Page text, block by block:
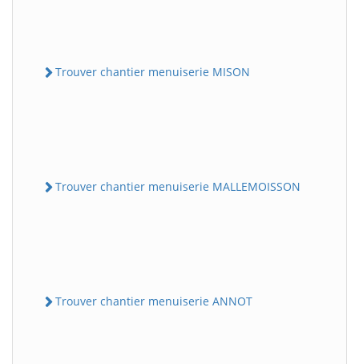
Trouver chantier menuiserie MISON
Trouver chantier menuiserie MALLEMOISSON
Trouver chantier menuiserie ANNOT